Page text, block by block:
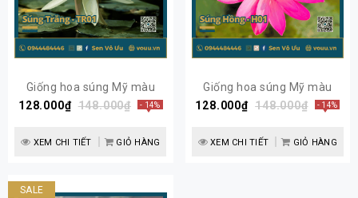
Giống hoa súng Mỹ màu
trắng TR01 | Sen Vô Ưu
128.000₫ 148.000₫ - 14%
XEM CHI TIẾT GIỎ HÀNG
Giống hoa súng Mỹ màu
Hồng H01 | Sen Vô Ưu
128.000₫ 148.000₫ - 14%
XEM CHI TIẾT GIỎ HÀNG
SALE